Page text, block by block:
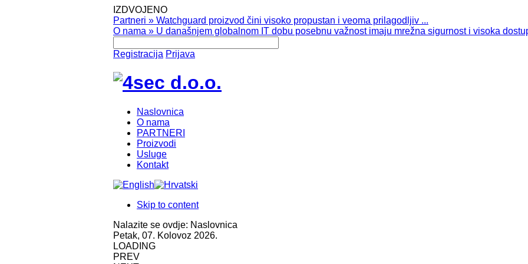
IZDVOJENO
Partneri » Watchguard proizvod čini visoko propustan i veoma prilagodljiv ...
O nama » U današnjem globalnom IT dobu posebnu važnost imaju mrežna sigurnost i visoka
Registracija Prijava
Naslovnica
O nama
PARTNERI
Proizvodi
Usluge
Kontakt
Skip to content
Nalazite se ovdje: Naslovnica
Petak, 07. Kolovoz 2026.
LOADING
PREV